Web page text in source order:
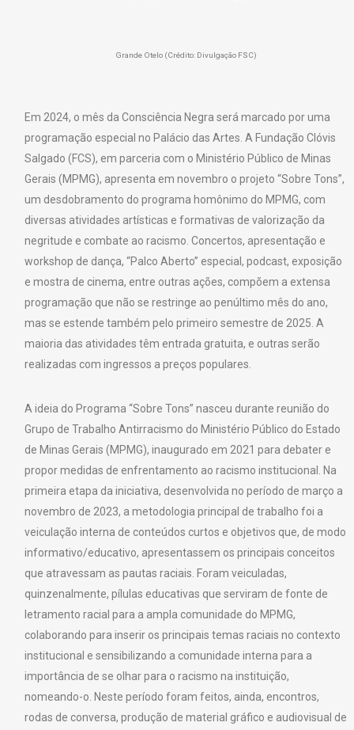
Grande Otelo (Crédito: Divulgação FSC)
Em 2024, o mês da Consciência Negra será marcado por uma
programação especial no Palácio das Artes. A Fundação Clóvis
Salgado (FCS), em parceria com o Ministério Público de Minas
Gerais (MPMG), apresenta em novembro o projeto “Sobre Tons”,
um desdobramento do programa homônimo do MPMG, com
diversas atividades artísticas e formativas de valorização da
negritude e combate ao racismo. Concertos, apresentação e
workshop de dança, “Palco Aberto” especial, podcast, exposição
e mostra de cinema, entre outras ações, compõem a extensa
programação que não se restringe ao penúltimo mês do ano,
mas se estende também pelo primeiro semestre de 2025. A
maioria das atividades têm entrada gratuita, e outras serão
realizadas com ingressos a preços populares.
A ideia do Programa “Sobre Tons” nasceu durante reunião do
Grupo de Trabalho Antirracismo do Ministério Público do Estado
de Minas Gerais (MPMG), inaugurado em 2021 para debater e
propor medidas de enfrentamento ao racismo institucional. Na
primeira etapa da iniciativa, desenvolvida no período de março a
novembro de 2023, a metodologia principal de trabalho foi a
veiculação interna de conteúdos curtos e objetivos que, de modo
informativo/educativo, apresentassem os principais conceitos
que atravessam as pautas raciais. Foram veiculadas,
quinzenalmente, pílulas educativas que serviram de fonte de
letramento racial para a ampla comunidade do MPMG,
colaborando para inserir os principais temas raciais no contexto
institucional e sensibilizando a comunidade interna para a
importância de se olhar para o racismo na instituição,
nomeando-o. Neste período foram feitos, ainda, encontros,
rodas de conversa, produção de material gráfico e audiovisual de